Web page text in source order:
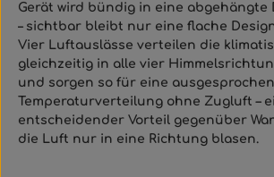
Gerät wird bündig in eine abgehängte
– sichtbar bleibt nur eine flache
Vier Luftauslässe verteilen die
gleichzeitig in alle vier
und sorgen so für eine
Temperaturverteilung ohne Zugluft –
entscheidender Vorteil gegenüber
die Luft nur in eine Richtung blasen.